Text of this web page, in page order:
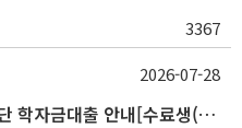
3367
2026학년도 2학기 한국장학재단 학자금대출 안내[수료생(연구생)]
2026-07-28